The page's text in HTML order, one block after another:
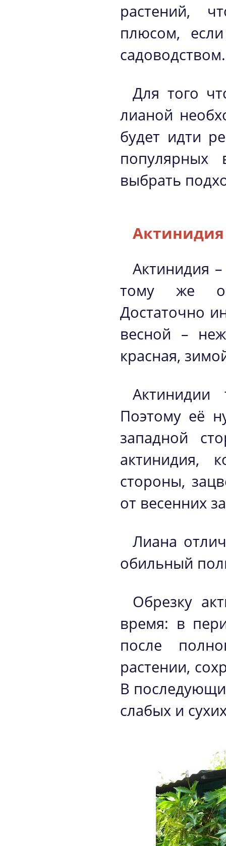
растений,
плюсом,
садоводством.
Для того
лианой
будет идти
выбрать
Актинидия
Актинидия
тому же
Достаточно
весной –
красная,
Актинидии
Поэтому её
западной
актинидия,
стороны,
от весенних
Лиана
обильный
Обрезку
время: в
после
растении,
В
слабых и